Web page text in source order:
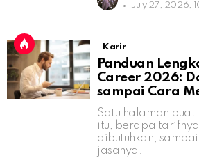
July 27, 2026,
Karir
Panduan
Career 2026:
sampai Cara
Satu halaman
itu, berapa
dibutuhkan,
jasanya.